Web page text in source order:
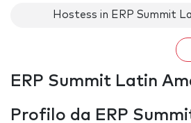
Hostess in ERP Summit
ERP Summit Latin
Profilo da ERP